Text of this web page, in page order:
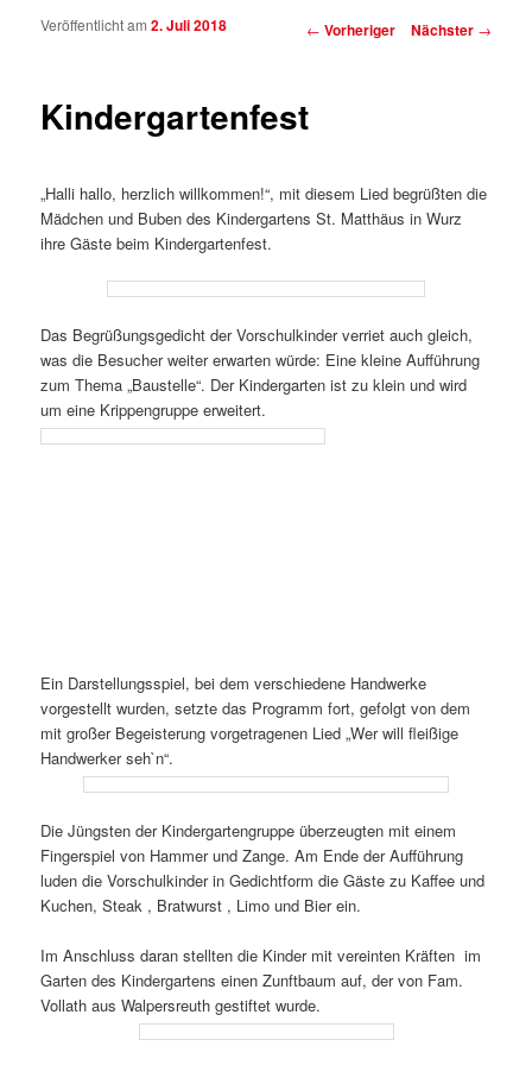
Beitragsnavigation
← Vorheriger Nächster →
Kindergartenfest
Veröffentlicht am2. Juli 2018
„Halli hallo, herzlich willkommen!“, mit diesem Lied begrüßten die
Mädchen und Buben des Kindergartens St. Matthäus in Wurz
ihre Gäste beim Kindergartenfest.
Das Begrüßungsgedicht der Vorschulkinder verriet auch gleich,
was die Besucher weiter erwarten würde: Eine kleine Aufführung
zum Thema „Baustelle“. Der Kindergarten ist zu klein und wird
um eine Krippengruppe erweitert.
Ein Darstellungsspiel, bei dem verschiedene Handwerke
vorgestellt wurden, setzte das Programm fort, gefolgt von dem
mit großer Begeisterung vorgetragenen Lied „Wer will fleißige
Handwerker seh`n“.
Die Jüngsten der Kindergartengruppe überzeugten mit einem
Fingerspiel von Hammer und Zange. Am Ende der Aufführung
luden die Vorschulkinder in Gedichtform die Gäste zu Kaffee und
Kuchen, Steak , Bratwurst , Limo und Bier ein.
Im Anschluss daran stellten die Kinder mit vereinten Kräften im
Garten des Kindergartens einen Zunftbaum auf, der von Fam.
Vollath aus Walpersreuth gestiftet wurde.